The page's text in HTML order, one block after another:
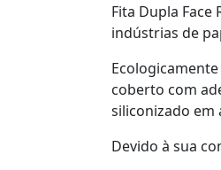
Fita Dupla
indústrias de
coberto com
siliconizado em
Devido à sua